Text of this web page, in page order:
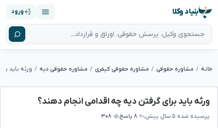
بنیاد وکلا ورود
خانه مشاوره حقوقی مشاوره حقوقی کیفری مشاوره حقوقی دیه ورثه باید
ورثه باید برای گرفتن دیه چه اقدامی انجام دهند؟
پرسیده شده ۵ سال پیش ۸ پاسخ ۳۰۸